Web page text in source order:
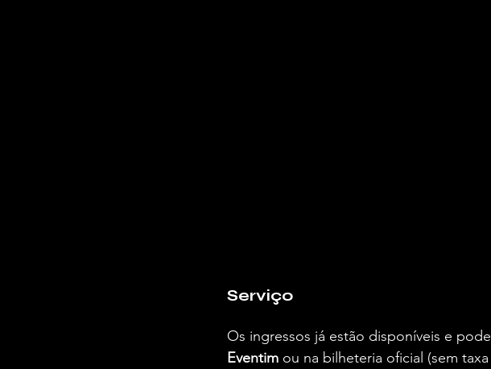
Serviço
Os ingressos já estão disponíveis e
Eventim ou na bilheteria oficial (sem